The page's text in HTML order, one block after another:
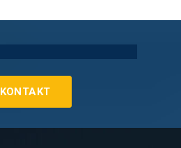
KONTAKT